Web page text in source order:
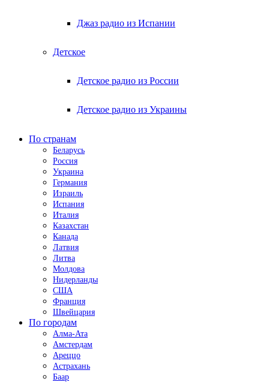
Джаз радио из Испании
Детское
Детское радио из России
Детское радио из Украины
По странам
Беларусь
Россия
Украина
Германия
Израиль
Испания
Италия
Казахстан
Канада
Латвия
Литва
Молдова
Нидерланды
США
Франция
Швейцария
По городам
Алма-Ата
Амстердам
Ареццо
Астрахань
Баар